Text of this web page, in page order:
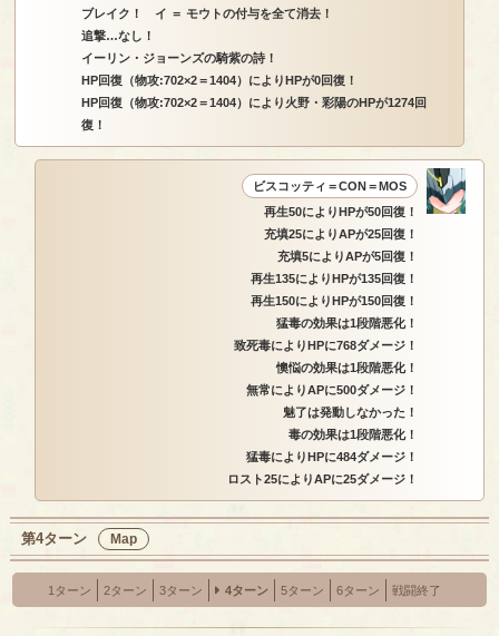
ブレイク！ イ ＝ モウトの付与を全て消去！
追撃…なし！
イーリン・ジョーンズの騎紫の詩！
HP回復（物攻:702×2＝1404）によりHPが0回復！
HP回復（物攻:702×2＝1404）により火野・彩陽のHPが1274回
復！
ビスコッティ＝CON＝MOS
再生50によりHPが50回復！
充填25によりAPが25回復！
充填5によりAPが5回復！
再生135によりHPが135回復！
再生150によりHPが150回復！
猛毒の効果は1段階悪化！
致死毒によりHPに768ダメージ！
懊悩の効果は1段階悪化！
無常によりAPに500ダメージ！
魅了は発動しなかった！
毒の効果は1段階悪化！
猛毒によりHPに484ダメージ！
ロスト25によりAPに25ダメージ！
第4ターン Map
1ターン 2ターン 3ターン 4ターン 5ターン 6ターン 戦闘終了